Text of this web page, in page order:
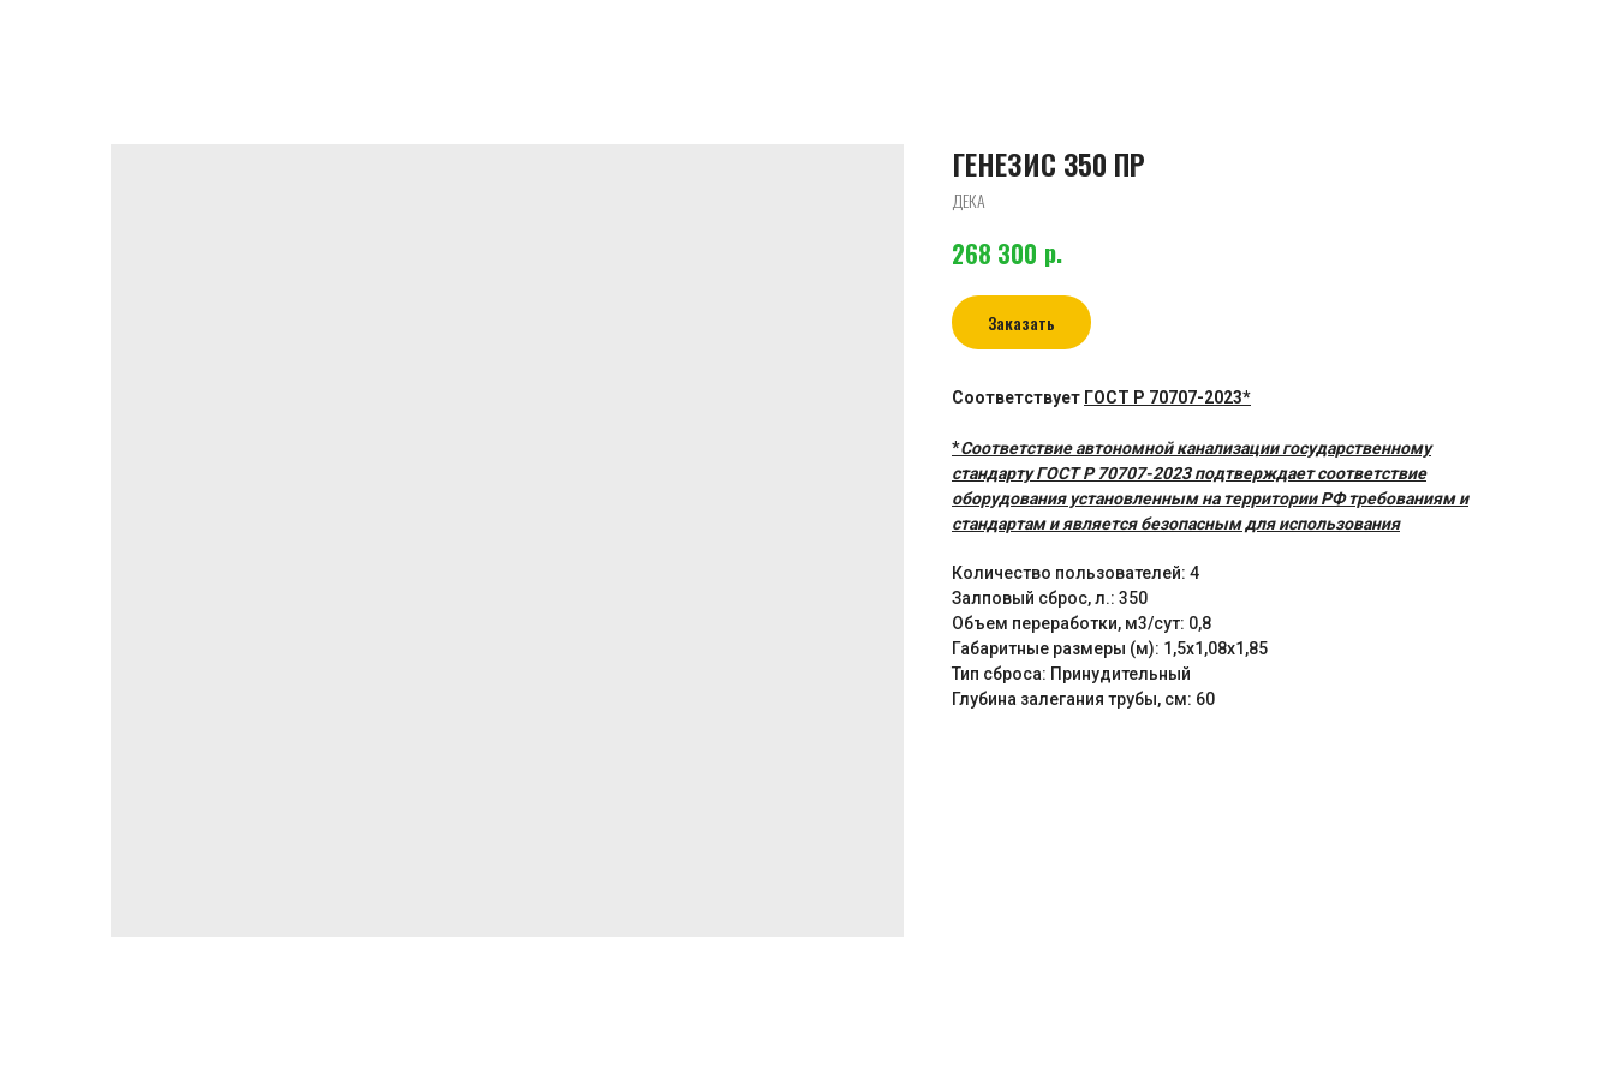
ГЕНЕЗИС 350 ПР
ДЕКА
268 300 р.
Заказать
Соответствует ГОСТ Р 70707-2023*
*Соответствие автономной канализации государственному
стандарту ГОСТ Р 70707-2023 подтверждает соответствие
оборудования установленным на территории РФ требованиям и
стандартам и является безопасным для использования
Количество пользователей: 4
Залповый сброс, л.: 350
Объем переработки, м3/сут: 0,8
Габаритные размеры (м): 1,5х1,08х1,85
Тип сброса: Принудительный
Глубина залегания трубы, cм: 60